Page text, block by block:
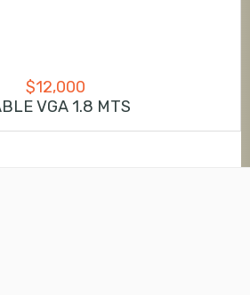
$12,000
VGA 1.8 MTS